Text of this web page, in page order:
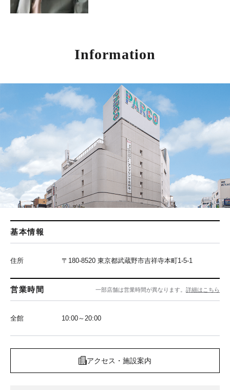
Information
基本情報
住所 〒180-8520 東京都武蔵野市吉祥寺本町1-5-1
営業時間 一部店舗は営業時間が異なります。 詳細はこちら
全館 10:00～20:00
アクセス・施設案内